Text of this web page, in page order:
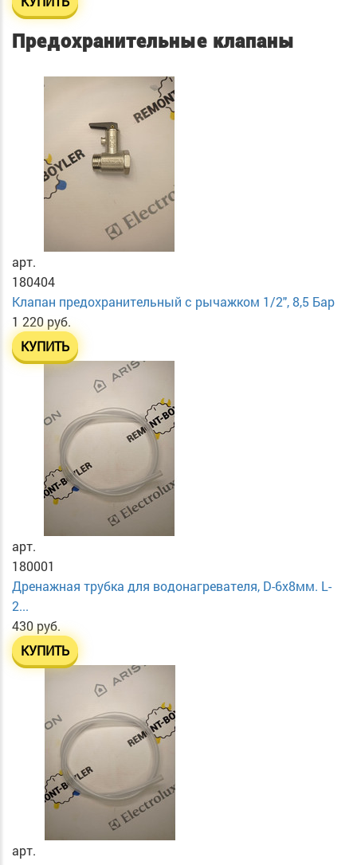
Предохранительные клапаны
арт.
180404
Клапан предохранительный с рычажком 1/2", 8,5 Бар
1 220 руб.
КУПИТЬ
арт.
180001
Дренажная трубка для водонагревателя, D-6х8мм. L-
2...
430 руб.
КУПИТЬ
арт.